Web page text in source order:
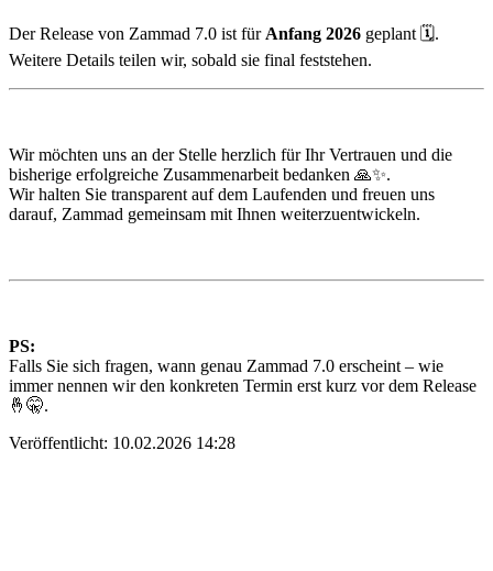
Der Release von Zammad 7.0 ist für Anfang 2026 geplant 🗓️.
Weitere Details teilen wir, sobald sie final feststehen.
Wir möchten uns an der Stelle herzlich für Ihr Vertrauen und die
bisherige erfolgreiche Zusammenarbeit bedanken 🙏✨.
Wir halten Sie transparent auf dem Laufenden und freuen uns
darauf, Zammad gemeinsam mit Ihnen weiterzuentwickeln.
PS:
Falls Sie sich fragen, wann genau Zammad 7.0 erscheint – wie
immer nennen wir den konkreten Termin erst kurz vor dem Release
🤞🤫.
Veröffentlicht: 10.02.2026 14:28